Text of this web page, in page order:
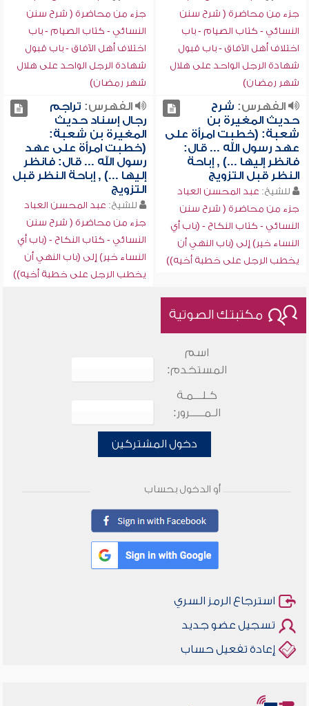
جزء من محاضرة ( شرح سنن
النسائي - كتاب الصيام - باب
اختلاف أهل الآفاق - باب قبول
شهادة الرجل الواحد على هلال
شهر رمضان)
جزء من محاضرة ( شرح سنن
النسائي - كتاب الصيام - باب
اختلاف أهل الآفاق - باب قبول
شهادة الرجل الواحد على هلال
شهر رمضان)
الفهرس: شرح
حديث المغيرة بن
شعبة: (خطبت امرأة على
عهد رسول الله ... قال:
فانظر إليها ...) , إباحة
النظر قبل التزويج
للشيخ: عبد المحسن العباد
جزء من محاضرة ( شرح سنن
النسائي - كتاب النكاح - (باب أي
النساء خير) إلى (باب النهي أن
يخطب الرجل على خطبة أخيه))
الفهرس: تراجم
رجال إسناد حديث
المغيرة بن شعبة:
(خطبت امرأة على عهد
رسول الله ... قال: فانظر
إليها ...) , إباحة النظر قبل
التزويج
للشيخ: عبد المحسن العباد
جزء من محاضرة ( شرح سنن
النسائي - كتاب النكاح - (باب أي
النساء خير) إلى (باب النهي أن
يخطب الرجل على خطبة أخيه))
مكتبتك الصوتية
اسم
المستخدم:
كـلـــمـة
الـمـــــرور:
دخول المشتركين
أو الدخول بحساب
استرجاع الرمز السري
تسجيل عضو جديد
إعادة تفعيل حساب